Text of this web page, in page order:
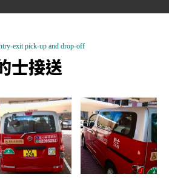
exit pick-up and drop-off
士接送